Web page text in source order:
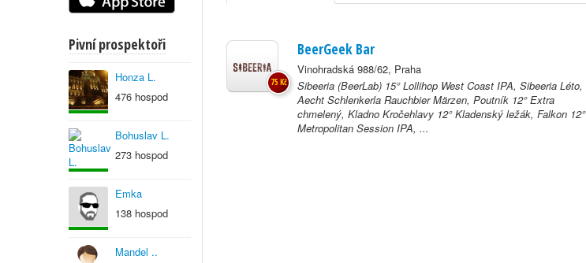
Pivní prospektoři
Honza L.
476 hospod
Bohuslav L.
273 hospod
Emka
138 hospod
Mandel ..
BeerGeek Bar
Vinohradská 988/62, Praha
Sibeeria (BeerLab) 15° Lollihop West Coast IPA, Sibeeria Léto,
Aecht Schlenkerla Rauchbier Märzen, Poutník 12° Extra
chmelený, Kladno Kročehlavy 12° Kladenský ležák, Falkon 12°
Metropolitan Session IPA, ...
75 Kč